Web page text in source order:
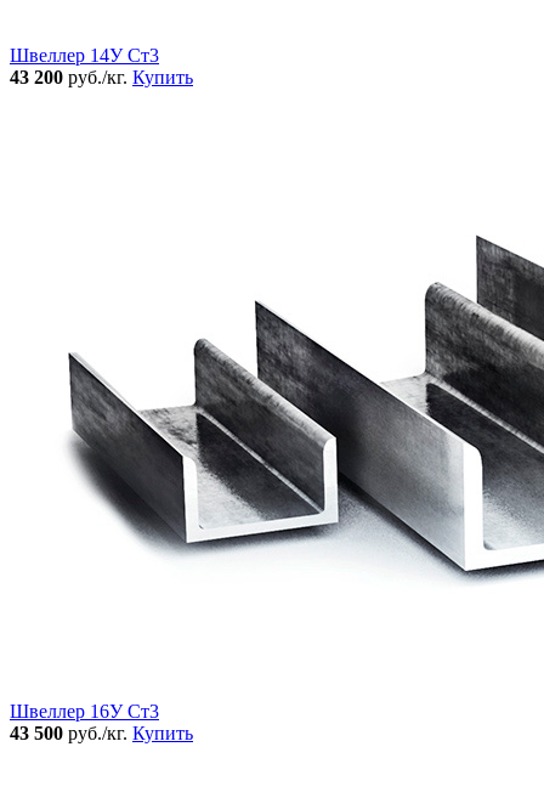
Швеллер 14У Ст3
43 200 руб./кг. Купить
Швеллер 16У Ст3
43 500 руб./кг. Купить